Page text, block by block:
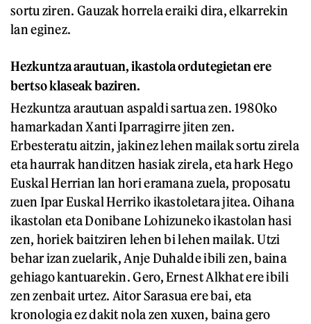
sortu ziren. Gauzak horrela eraiki dira, elkarrekin
lan eginez.
Hezkuntza arautuan, ikastola ordutegietan ere
bertso klaseak baziren.
Hezkuntza arautuan aspaldi sartua zen. 1980ko
hamarkadan Xanti Iparragirre jiten zen.
Erbesteratu aitzin, jakinez lehen mailak sortu zirela
eta haurrak handitzen hasiak zirela, eta hark Hego
Euskal Herrian lan hori eramana zuela, proposatu
zuen Ipar Euskal Herriko ikastoletara jitea. Oihana
ikastolan eta Donibane Lohizuneko ikastolan hasi
zen, horiek baitziren lehen bi lehen mailak. Utzi
behar izan zuelarik, Anje Duhalde ibili zen, baina
gehiago kantuarekin. Gero, Ernest Alkhat ere ibili
zen zenbait urtez. Aitor Sarasua ere bai, eta
kronologia ez dakit nola zen xuxen, baina gero